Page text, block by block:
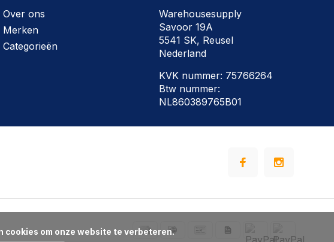
Over ons
Merken
Categorieën
Warehousesupply
Savoor 19A
5541 SK, Reusel
Nederland
KVK nummer: 75766264
Btw nummer:
NL860389765B01